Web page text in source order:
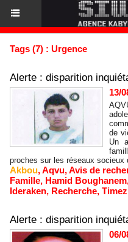
Tags (7) : Urgence
Alerte : disparition
13/
de
Un
proches sur les réseaux socieux
Akbou,Aqvu,Avis de
Famille, Hamid Boughanem
Ideraken, Recherche,
Alerte : disparition
06/